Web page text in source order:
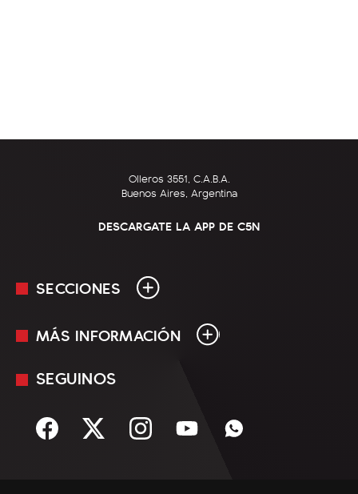
Olleros 3551, C.A.B.A.
Buenos Aires, Argentina
DESCARGATE LA APP DE C5N
SECCIONES
En Vivo
Sociedad
MÁS INFORMACIÓN
Mediakit
Términos y condiciones
SEGUINOS